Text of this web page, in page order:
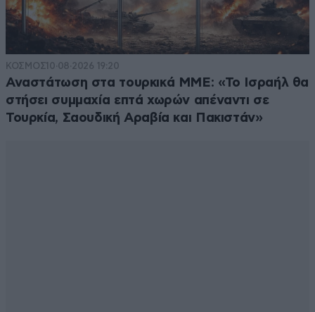
ΚΟΣΜΟΣ10·08·2026 19:20
Αναστάτωση στα τουρκικά ΜΜΕ: «Το Ισραήλ θα
στήσει συμμαχία επτά χωρών απέναντι σε
Τουρκία, Σαουδική Αραβία και Πακιστάν»